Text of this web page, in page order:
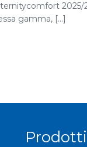
gamma, [...]
Prodotti